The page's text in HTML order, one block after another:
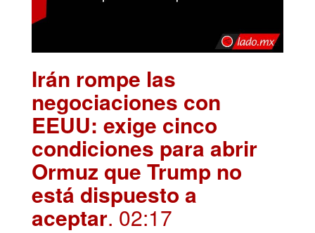
Irán rompe las
negociaciones con
EEUU: exige cinco
condiciones para abrir
Ormuz que Trump no
está dispuesto a
aceptar. 02:17